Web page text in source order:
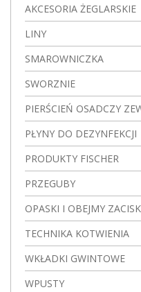
AKCESORIA ŻEGLARSKIE
LINY
SMAROWNICZKA
SWORZNIE
PIERŚCIEŃ OSADCZY
PŁYNY DO DEZYNFEKCJI
PRODUKTY FISCHER
PRZEGUBY
OPASKI I OBEJMY
TECHNIKA KOTWIENIA
WKŁADKI GWINTOWE
WPUSTY